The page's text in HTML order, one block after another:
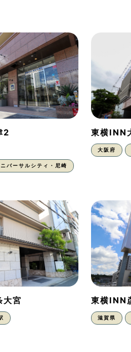
2
バーサルシティ・尼崎
東横INN
大阪府
大宮 東横INN
滋賀県